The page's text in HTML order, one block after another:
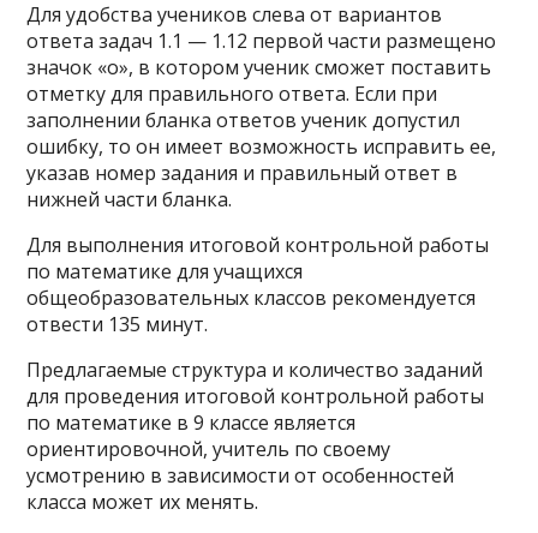
Для удобства учеников слева от вариантов
ответа задач 1.1 — 1.12 первой части размещено
значок «o», в котором ученик сможет поставить
отметку для правильного ответа. Если при
заполнении бланка ответов ученик допустил
ошибку, то он имеет возможность исправить ее,
указав номер задания и правильный ответ в
нижней части бланка.
Для выполнения итоговой контрольной работы
по математике для учащихся
общеобразовательных классов рекомендуется
отвести 135 минут.
Предлагаемые структура и количество заданий
для проведения итоговой контрольной работы
по математике в 9 классе является
ориентировочной, учитель по своему
усмотрению в зависимости от особенностей
класса может их менять.